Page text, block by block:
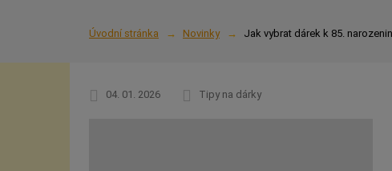
Úvodní stránka Novinky Jak vybrat dárek k 85.
04. 01. 2026 Tipy na dárky